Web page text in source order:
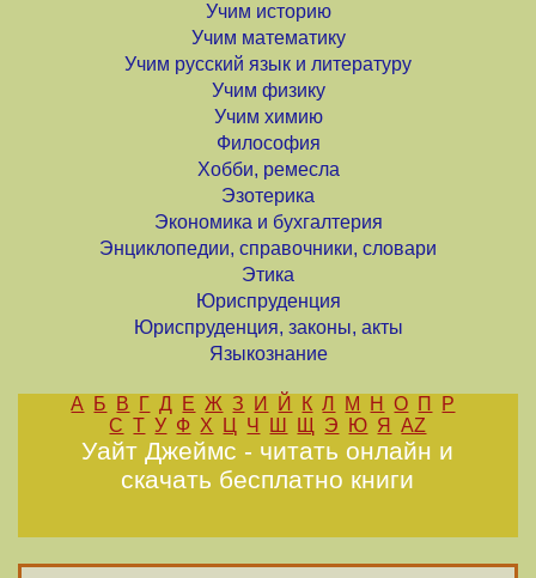
Учим историю
Учим математику
Учим русский язык и литературу
Учим физику
Учим химию
Философия
Хобби, ремесла
Эзотерика
Экономика и бухгалтерия
Энциклопедии, справочники, словари
Этика
Юриспруденция
Юриспруденция, законы, акты
Языкознание
А Б В Г Д Е Ж З И Й К Л М Н О П
Р
С Т У Ф Х Ц Ч Ш Щ Э Ю Я AZ
Уайт Джеймс - читать онлайн и
скачать бесплатно книги